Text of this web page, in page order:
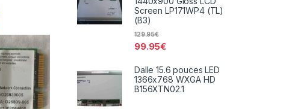
Screen LP171WP4 (TL)
(B3)
99.95€
129.95€
Dalle 15.6 pouces LED
1366x768 WXGA HD
B156XTN02.1